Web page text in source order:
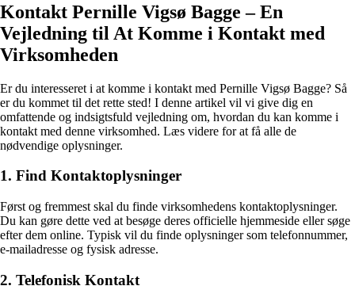
Kontakt Pernille Vigsø Bagge – En
Vejledning til At Komme i Kontakt med
Virksomheden
Er du interesseret i at komme i kontakt med Pernille Vigsø Bagge? Så
er du kommet til det rette sted! I denne artikel vil vi give dig en
omfattende og indsigtsfuld vejledning om, hvordan du kan komme i
kontakt med denne virksomhed. Læs videre for at få alle de
nødvendige oplysninger.
1. Find Kontaktoplysninger
Først og fremmest skal du finde virksomhedens kontaktoplysninger.
Du kan gøre dette ved at besøge deres officielle hjemmeside eller søge
efter dem online. Typisk vil du finde oplysninger som telefonnummer,
e-mailadresse og fysisk adresse.
2. Telefonisk Kontakt